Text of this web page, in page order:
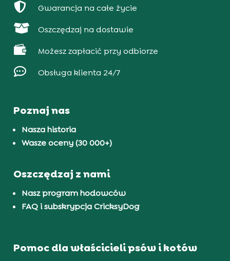
 Gwarancja na całe życie
 Oszczędzaj na dostawie
 Możesz zapłacić przy odbiorze
 Obsługa klienta 24/7
Poznaj nas
Nasza historia
Wasze oceny (30 000+)
Oszczędzaj z nami
Nasz program hodowców
FAQ i subskrypcja CricksyDog
Pomoc dla właścicieli psów i kotów